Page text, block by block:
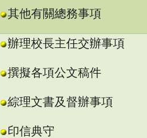
其他有關總務事項
辦理校長主任交辦事項
撰擬各項公文稿件
綜理文書及督辦事項
印信典守